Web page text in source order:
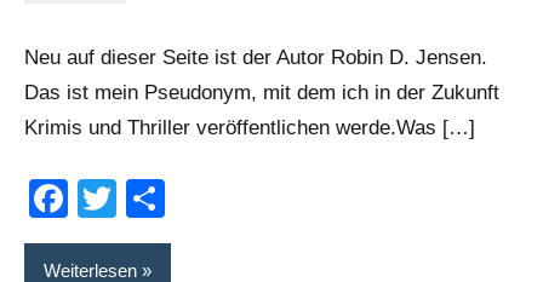
Neu auf dieser Seite ist der Autor Robin D. Jensen.
Das ist mein Pseudonym, mit dem ich in der Zukunft
Krimis und Thriller veröffentlichen werde.Was […]
Facebook
Twitter
Weiterlesen